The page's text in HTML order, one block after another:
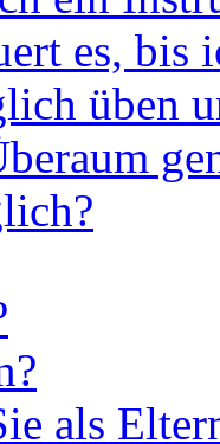
es, bis
üben
als